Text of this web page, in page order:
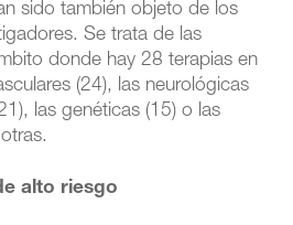
sido también objeto de los
Se trata de las
donde hay 28 terapias en
(24), las neurológicas
las genéticas (15) o las
alto riesgo